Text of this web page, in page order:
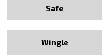
Safe
Wingle